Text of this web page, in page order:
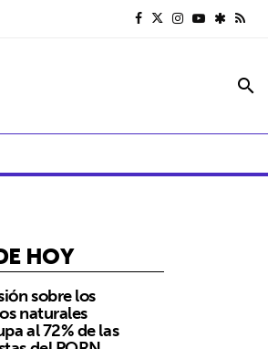
search
HOY
sobre los
naturales
al 72% de las